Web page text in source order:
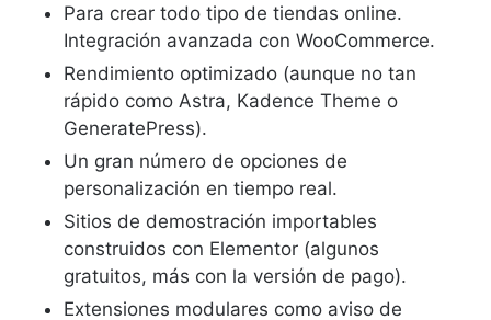
Para crear todo tipo de tiendas online.
Integración avanzada con WooCommerce.
Rendimiento optimizado (aunque no tan
rápido como Astra, Kadence Theme o
GeneratePress).
Un gran número de opciones de
personalización en tiempo real.
Sitios de demostración importables
construidos con Elementor (algunos
gratuitos, más con la versión de pago).
Extensiones modulares como aviso de